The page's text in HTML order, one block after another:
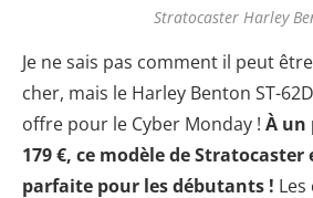
Stratocaster Harley
Je ne sais pas comment il peut
cher, mais le Harley Benton ST-
offre pour le Cyber Monday ! À un
179 €, ce modèle de
parfaite pour les débutants !